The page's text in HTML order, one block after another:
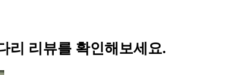
리 리뷰를 확인해보세요.